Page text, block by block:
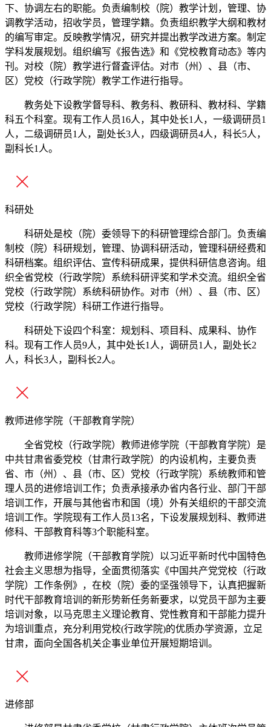
下、协调左右的职能。负责编制校（院）教学计划，管理、协
调教学活动，招收学员，管理学籍。负责组织教学大纲和教材
的编写审定。反映教学情况，研究并提出教学改进方案。制定
学科发展规划。组织编写《报告选》和《党校教育动态》等内
刊。对校（院）教学进行督査评估。对市（州）、县（市、
区）党校（行政学院）教学工作进行指导。
教务处下设教学督导科、教务科、教研科、教材科、学籍
科五个科室。现有工作人员16人，其中处长1人，一级调研员1
人，二级调研员1人，副处长3人，四级调研员4人，科长5人，
副科长1人。
科研处
科研处是校（院）委领导下的科研管理综合部门。负责编
制校（院）科研规划，管理、协调科研活动，管理科研经费和
科研档案。组织评估、宣传科研成果，提供科研信息咨询。组
织全省党校（行政学院）系统科研评奖和学术交流。组织全省
党校（行政学院）系统科研协作。对市（州）、县（市、区）
党校（行政学院）科研工作进行指导。
科研处下设四个科室：规划科、项目科、成果科、协作
科。现有工作人员9人，其中处长1人，调研员1人，副处长2
人，科长3人，副科长2人。
教师进修学院（干部教育学院）
全省党校（行政学院）教师进修学院（干部教育学院）是
中共甘肃省委党校（甘肃行政学院）的内设机构，主要负责
省、市（州）、县（市、区）党校（行政学院）系统教师和管
理人员的进修培训工作；负责承接承办省内各行业、部门干部
培训工作，开展与其他省市和国（境）外有关组织的干部交流
培训工作。学院现有工作人员13名，下设发展规划科、教师进
修科、干部教育科等3个职能科室。
教师进修学院（干部教育学院）以习近平新时代中国特色
社会主义思想为指导，全面贯彻落实《中国共产党党校（行政
学院）工作条例》，在校（院）委的坚强领导下，认真把握新
时代干部教育培训的新形势新任务新要求，以党员干部为主要
培训对象，以马克思主义理论教育、党性教育和干部能力提升
为培训重点，充分利用党校(行政学院)的优质办学资源，立足
甘肃，面向全国各机关企事业单位开展短期培训。
进修部